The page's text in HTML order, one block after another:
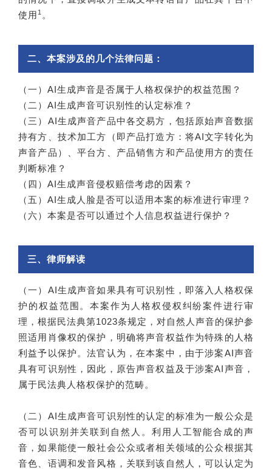
使用 1 。
二、本案涉及的几个法律问题：
（一）AI生成声音是否属于人格权保护的权益范围？
（二）AI生成声音可识别性的认定标准？
（三）AI生成声音产品中各交易方，包括原始声音数据
持有方、技术加工方（即产品打造方：将AI文字转化为
声音产品）、平台方、产品销售方和产品使用方的责任
判断标准？
（四）AI生成声音侵权赔偿考虑的因素？
（五）AI生成人脸是否可以适用本案的标准进行审理？
（六）本案是否可以通过个人信息权益进行保护？
三、律师解读
（一）AI生成声音如果具有可识别性，即落入人格权保
护的权益范围。本案作为人格权侵权纠纷案件进行审
理，根据民法典第1023条规定，对自然人声音的保护参
照适用肖像权的保护，明确将声音权益作为特殊的人格
利益予以保护。法官认为，在本案中，由于涉案AI声音
具有可识别性，因此，原告声音权益及于涉案AI声音，
属于民法典人格权保护的范畴。
（二）AI生成声音可识别性的认定的标准为一般公众是
否可以识别并关联到自然人。利用人工智能合成的声
音，如果能使一般社会公众或者相关领域的公众根据其
音色、语调和发音风格，关联到该自然人，可以认定为